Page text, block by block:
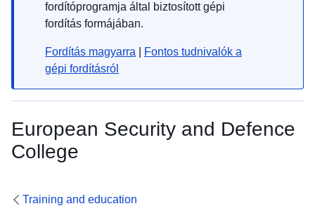
fordítóprogramja által biztosított gépi
fordítás formájában.
Fordítás magyarra
Fontos tudnivalók a
gépi fordításról
European Security and Defence
College
Training and education